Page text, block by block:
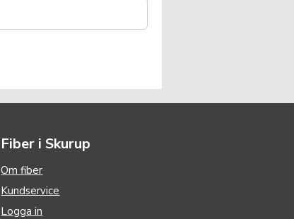
Fiber i Skurup
Om fiber
Kundservice
Logga in